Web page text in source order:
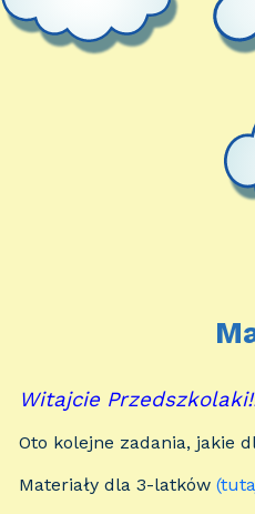
Witajcie
Oto kolejne zadania, jakie
Materiały dla 3-latków